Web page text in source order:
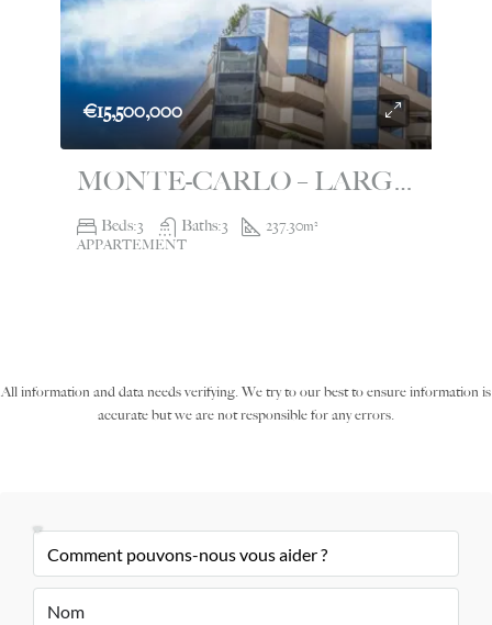
€15,500,000
MONTE-CARLO – LARGE 4 ROOM APARTMENT – LE SAINT ANDRÉ
Beds:3 Baths:3 237.30m²
APPARTEMENT
All information and data needs verifying. We try to our best to ensure information is
accurate but we are not responsible for any errors.